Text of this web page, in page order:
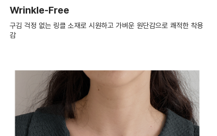
Wrinkle-Free
구김 걱정 없는 링클 소재로 시원하고 가벼운 원단감으로 쾌적한 착용
감